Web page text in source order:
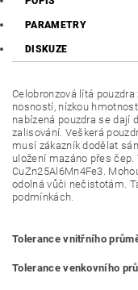
PARAMETRY
DISKUZE
Celobronzová lítá
nosností, nízkou
nabízená pouzdra se dají
zalisování. Veškerá
musí zákazník dodělat
uložení mazáno přes
CuZn25Al6Mn4Fe3.
odolná vůči nečistotám.
podmínkách.
Tolerance vnitřního
Tolerance venkovního